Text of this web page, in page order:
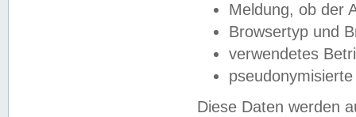
Meldung, ob der
Browsertyp und
verwendetes
Diese Daten werden